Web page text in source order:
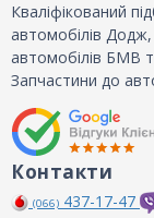
Кваліфікований
автомобілів
автомобілів БМВ
Запчастини до
Контакти
(066) 437-17-47